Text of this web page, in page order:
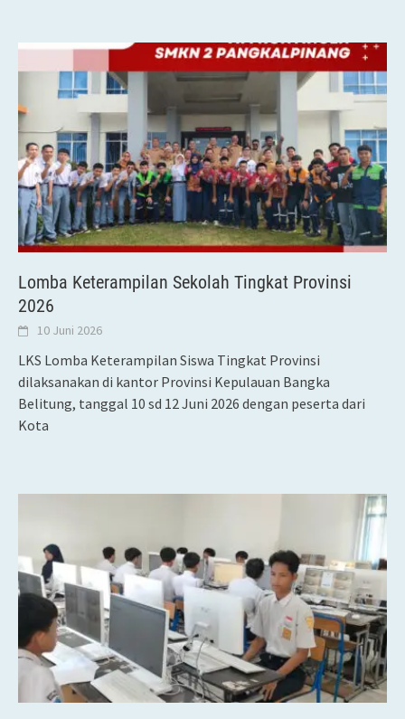
Lomba Keterampilan Sekolah Tingkat Provinsi
2026
10 Juni 2026
LKS Lomba Keterampilan Siswa Tingkat Provinsi
dilaksanakan di kantor Provinsi Kepulauan Bangka
Belitung, tanggal 10 sd 12 Juni 2026 dengan peserta dari
Kota